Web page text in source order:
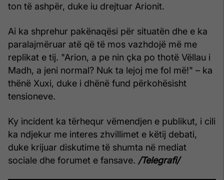
ton të ashpër, duke iu drejtuar Arionit.
Ai ka shprehur pakënaqësi për situatën dhe e ka
paralajmëruar atë që të mos vazhdojë më me
replikat e tij. "Arion, a pe nin çka po thotë Vëllau i
Madh, a jeni normal? Nuk ta lejoj me fol më!" – ka
thënë Xuxi, duke i dhënë fund përkohësisht
tensioneve.
Ky incident ka tërhequr vëmendjen e publikut, i cili
ka ndjekur me interes zhvillimet e këtij debati,
duke krijuar diskutime të shumta në mediat
sociale dhe forumet e fansave. /Telegrafi/